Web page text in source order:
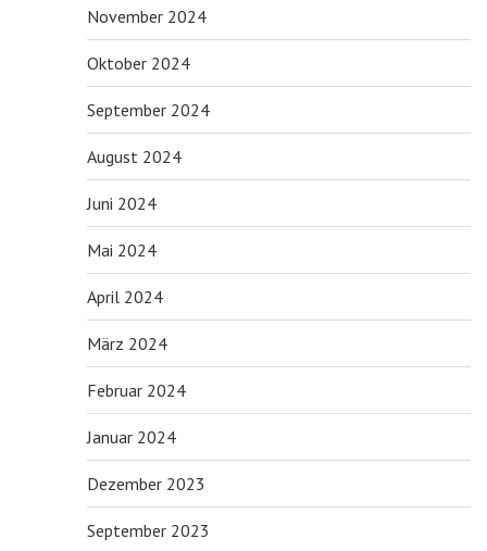
November 2024
Oktober 2024
September 2024
August 2024
Juni 2024
Mai 2024
April 2024
März 2024
Februar 2024
Januar 2024
Dezember 2023
September 2023